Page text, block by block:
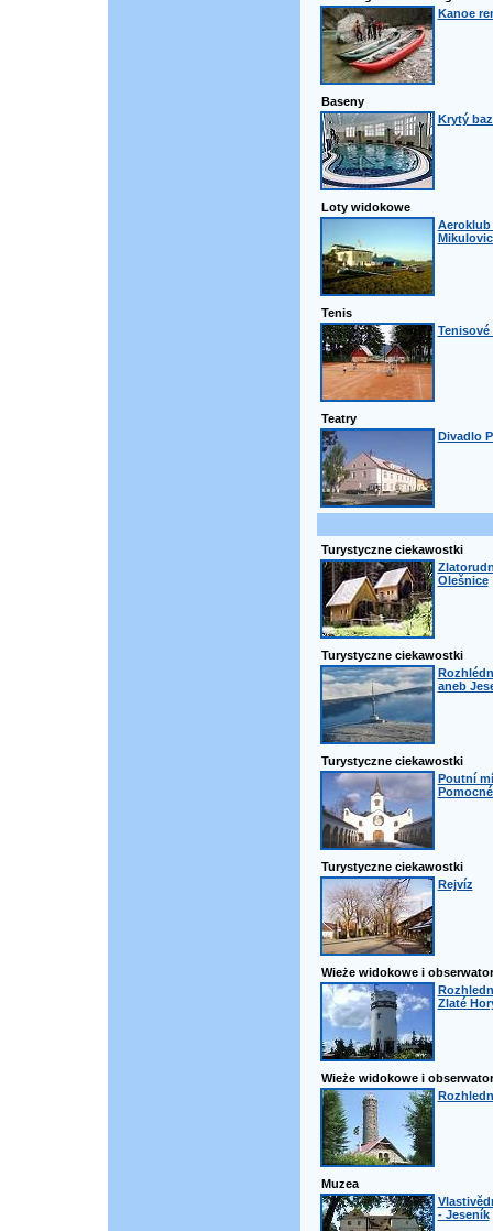
Kanoe
Baseny
Krytý
Loty widokowe
Aeroklub
Tenis
Teatry
Divadlo
Turystyczne ciekawostki
Olešnice
Turystyczne ciekawostki
aneb
Turystyczne ciekawostki
Poutní
Turystyczne ciekawostki
Rejvíz
Wieże widokowe i
Zlaté
Wieże widokowe i
Muzea
- Jeseník